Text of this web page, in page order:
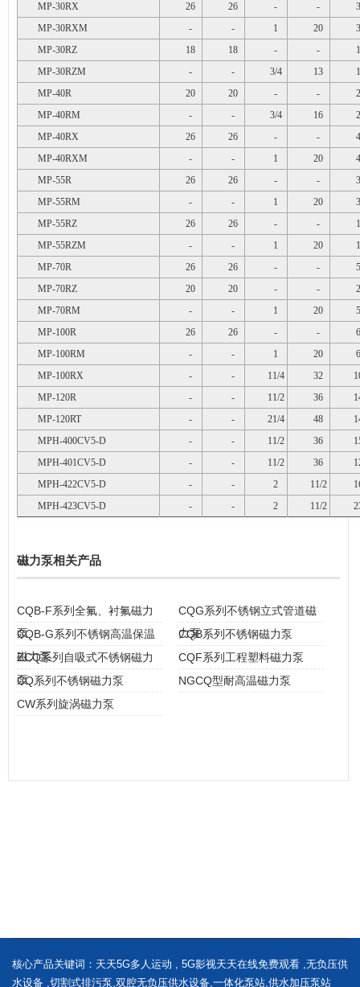
MP-30RX
26 26 - -
MP-30RXM
- - 1 20
MP-30RZ
18 18 - -
MP-30RZM
- - 3/4 13
MP-40R
20 20 - -
MP-40RM
- - 3/4 16
MP-40RX
26 26 - -
MP-40RXM
- - 1 20
MP-55R
26 26 - -
MP-55RM
- - 1 20
MP-55RZ
26 26 - -
MP-55RZM
- - 1 20
MP-70R
26 26 - -
MP-70RZ
20 20 - -
MP-70RM
- - 1 20
MP-100R
26 26 - -
MP-100RM
- - 1 20
MP-100RX
- - 11/4 32
MP-120R
- - 11/2 36
MP-120RT
- - 21/4 48
MPH-400CV5-D
- - 11/2 36
MPH-401CV5-D
- - 11/2 36
MPH-422CV5-D
- - 2 11/2
MPH-423CV5-D
- - 2 11/2
磁力泵相关产品
CQB-F系列全氟、衬氟磁力
泵
CQG系列不锈钢立式管道磁
力泵
CQB-G系列不锈钢高温保温
磁力泵
CQB系列不锈钢磁力泵
ZCQ系列自吸式不锈钢磁力
泵
CQF系列工程塑料磁力泵
CQ系列不锈钢磁力泵
NGCQ型耐高温磁力泵
CW系列旋涡磁力泵
核心产品关键词： 天天5G多人运动 , 5G影视天天在线免费观看 ,无负压供
水设备 ,切割式排污泵,双腔无负压供水设备,一体化泵站,供水加压泵站